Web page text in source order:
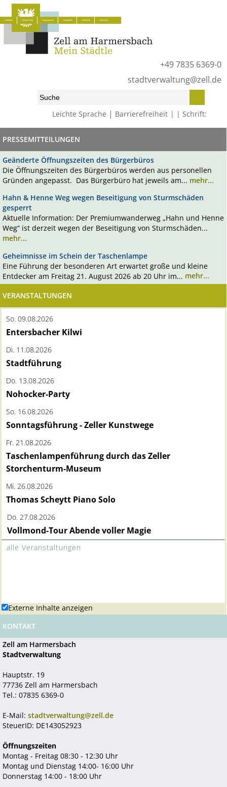
+49 7835 6369-0
stadtverwaltung@zell.de
Leichte Sprache | Barrierefreiheit Schrift:
Aktuelles Unsere Stadt Bürgerservice Lokalpolitik Wirtschaft Tourismus
PRESSEMITTEILUNGEN
Geänderte Öffnungszeiten des Bürgerbüros
Die Öffnungszeiten des Bürgerbüros werden aus personellen
Gründen angepasst. Das Bürgerbüro hat jeweils am... mehr...
Hahn & Henne Weg wegen Beseitigung von Sturmschäden
gesperrt
Aktuelle Information: Der Premiumwanderweg „Hahn und Henne
Weg“ ist derzeit wegen der Beseitigung von Sturmschäden...
mehr...
Geheimnisse im Schein der Taschenlampe
Eine Führung der besonderen Art erwartet große und kleine
Entdecker am Freitag 21. August 2026 ab 20 Uhr im... mehr...
VERANSTALTUNGEN
Externe Inhalte anzeigen
KONTAKT
Zell am Harmersbach
Stadtverwaltung
Hauptstr. 19
77736 Zell am Harmersbach
Tel.: 07835 6369-0
E-Mail: stadtverwaltung@zell.de
SteuerID: DE143052923
Öffnungszeiten
Montag - Freitag 08:30 - 12:30 Uhr
Montag und Dienstag 14:00- 16:00 Uhr
Donnerstag 14:00 - 18:00 Uhr